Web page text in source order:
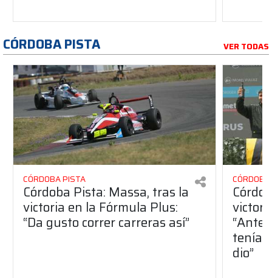
CÓRDOBA PISTA VER TODAS
CÓRDOBA PISTA
Córdoba Pista: Massa, tras la
victoria en la Fórmula Plus:
“Da gusto correr carreras así”
dio”